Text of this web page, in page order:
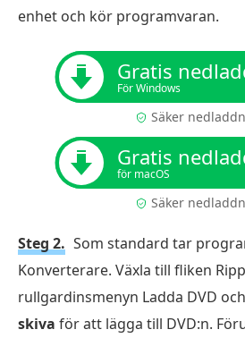
enhet och kör programvaran.
Gratis
För Windows
Säker
Gratis
för macOS
Säker
Steg 2. Som standard tar
Konverterare. Växla till fliken
rullgardinsmenyn Ladda DVD
skiva för att lägga till DVD:n.